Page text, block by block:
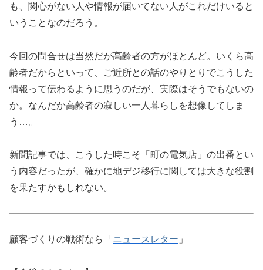
も、関心がない人や情報が届いてない人がこれだけいると
いうことなのだろう。
今回の問合せは当然だが高齢者の方がほとんど。いくら高
齢者だからといって、ご近所との話のやりとりでこうした
情報って伝わるように思うのだが、実際はそうでもないの
か。なんだか高齢者の寂しい一人暮らしを想像してしま
う…。
新聞記事では、こうした時こそ「町の電気店」の出番とい
う内容だったが、確かに地デジ移行に関しては大きな役割
を果たすかもしれない。
顧客づくりの戦術なら「 ニュースレター 」